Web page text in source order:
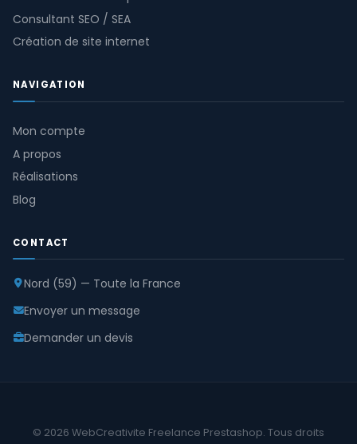
Consultant SEO / SEA
Création de site internet
NAVIGATION
Mon compte
A propos
Réalisations
Blog
CONTACT
Nord (59) — Toute la France
Envoyer un message
Demander un devis
© 2026 WebCreativite Freelance Prestashop. Tous droits